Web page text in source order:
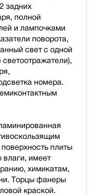
задних
полной
и лампочками
поворота,
свет с одной
номера.
плиты
влаги, имеет
химикатам,
Торцы фанеры
краской.